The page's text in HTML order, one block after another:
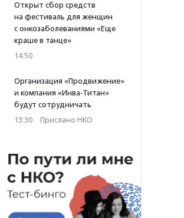
Открыт сбор средств
на фестиваль для женщин
с онкозаболеваниями «Еще
краше в танце»
14:50
Организация «Продвижение»
и компания «Инва-Титан»
будут сотрудничать
13:30 · Прислано НКО